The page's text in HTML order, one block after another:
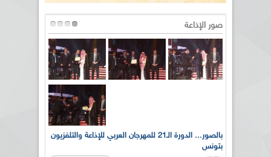
صور الإذاعة
بالصور... الدورة الـ21 للمهرجان العربي للإذاعة والتلفزيون
بتونس